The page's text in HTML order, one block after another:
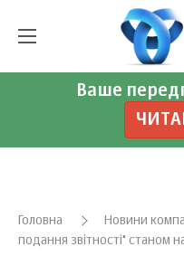
Ваше
Головна Новини
подання звітності" станом